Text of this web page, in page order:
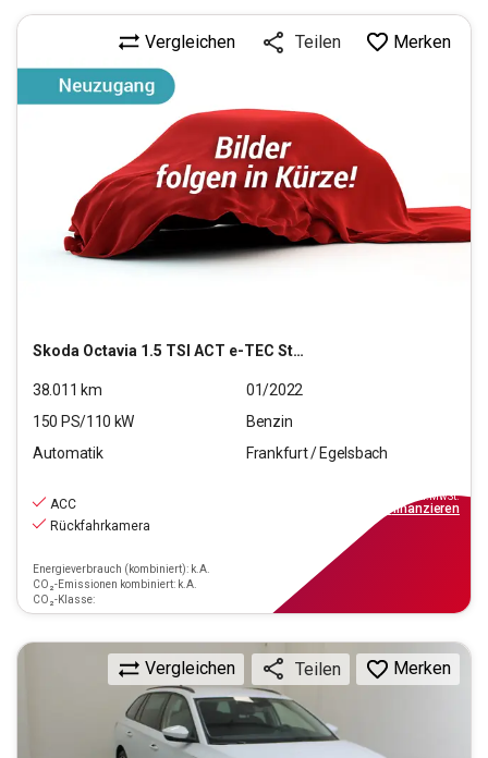
Skoda Octavia 1.5 TSI ACT e-TEC Style OPF (EURO 6d)
Vergleichen Teilen Merken
38.011 km
01/2022
150 PS/110 kW
Benzin
Automatik
Frankfurt / Egelsbach
ACC
Rückfahrkamera
Energieverbrauch (kombiniert): k.A.
CO₂-Emissionen kombiniert: k.A.
CO₂-Klasse:
inkl.MwSt.
finanzieren
Vergleichen Teilen Merken